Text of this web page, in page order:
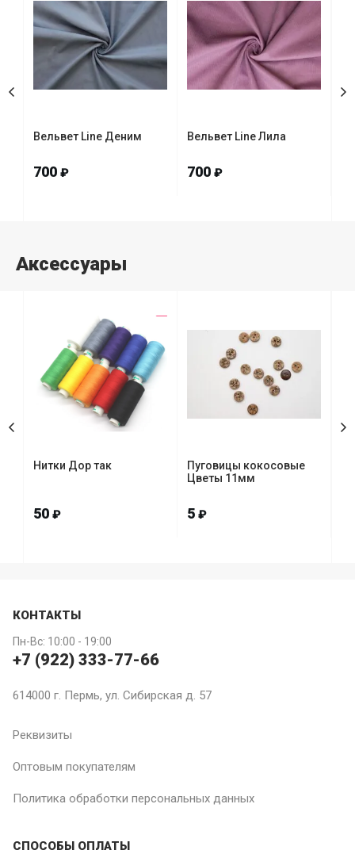
Вельвет Line Деним
700 ₽
Вельвет Line Лила
700 ₽
Аксессуары
Нитки Дор так
50 ₽
Пуговицы кокосовые
Цветы 11мм
5 ₽
КОНТАКТЫ
Пн-Вс: 10:00 - 19:00
+7 (922) 333-77-66
614000 г. Пермь, ул. Сибирская д. 57
Реквизиты
Оптовым покупателям
Политика обработки персональных данных
СПОСОБЫ ОПЛАТЫ